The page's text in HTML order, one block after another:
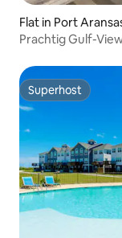
Flat in Port
Prachtig Gulf-
Superhost
Superhost